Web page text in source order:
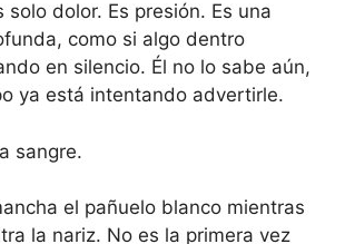
solo dolor. Es presión. Es una
como si algo dentro
en silencio. Él no lo sabe aún,
ya está intentando advertirle.
sangre.
el pañuelo blanco mientras
la nariz. No es la primera vez